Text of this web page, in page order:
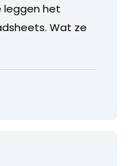
leggen het
Wat ze